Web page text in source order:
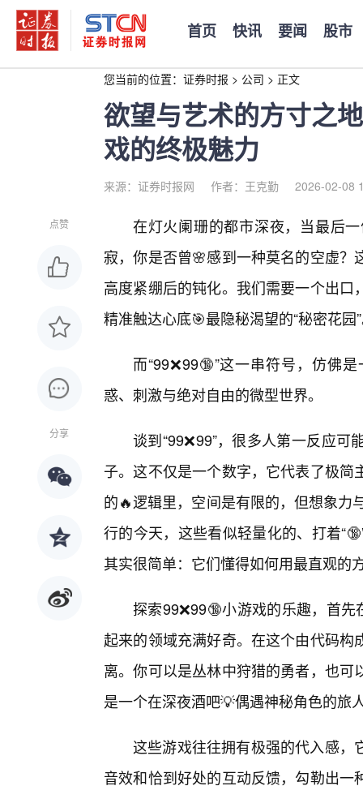
首页 快讯 要闻 股市
您当前的位置： 证券时报 > 公司 > 正文
欲望与艺术的方寸之
戏的终极魅力
来源：证券时报网 作者：王克勤 2026-02-08
点赞
分享
在灯火阑珊的都市深夜，当最后
寂，你是否曾🌸感到一种莫名的空虚
高度紧绷后的钝化。我们需要一个出
精准触达心底🎯最隐秘渴望的“秘密花园
而“99❌99🔞”这一串符号，仿佛
惑、刺激与绝对自由的微型世界。
谈到“99❌99”，很多人第一反应
子。这不仅是一个数字，它代表了极
的🔥逻辑里，空间是有限的，但想象力
行的今天，这些看似轻量化的、打着
其实很简单：它们懂得如何用最直观的
探索99❌99🔞小游戏的乐趣，首
起来的领域充满好奇。在这个由代码
离。你可以是丛林中狩猎的勇者，也
是一个在深夜酒吧💡偶遇神秘角色的旅
这些游戏往往拥有极强的代入感，
音效和恰到好处的互动反馈，勾勒出